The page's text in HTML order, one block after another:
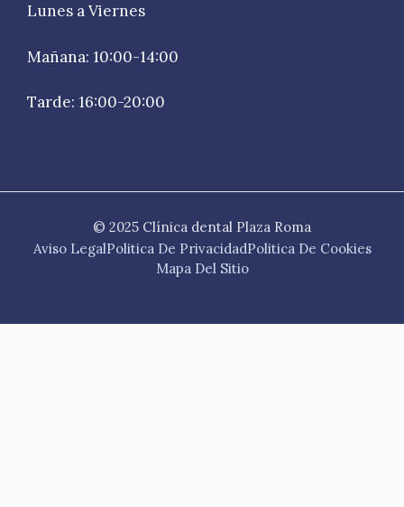
Lunes a Viernes
Mañana: 10:00-14:00
Tarde: 16:00-20:00
© 2025 Clínica dental Plaza Roma
Aviso LegalPolitica De PrivacidadPolitica De Cookies
Mapa Del Sitio